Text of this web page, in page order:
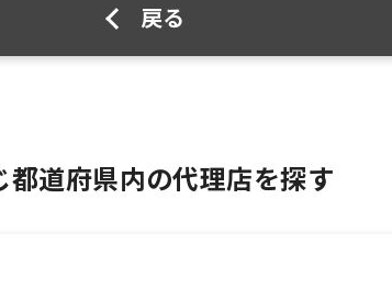
戻る
都道府県内の代理店を探す